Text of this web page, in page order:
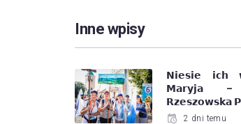
Inne wpisy
𝗡𝗶𝗲𝘀𝗶𝗲 𝗶𝗰𝗵
𝗠𝗮𝗿𝘆𝗷𝗮 –
𝗥𝘇𝗲𝘀𝘇𝗼𝘄𝘀𝗸𝗮
2 dni temu